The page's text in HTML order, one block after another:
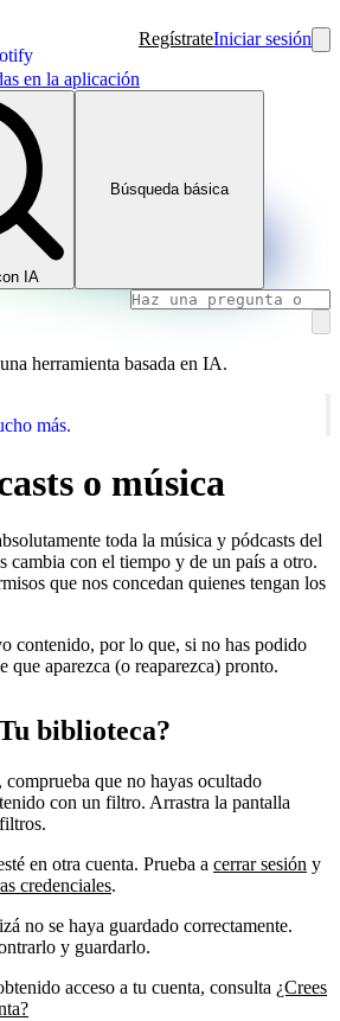
RegístrateIniciar sesión
en la aplicación
IA
Búsqueda básica
herramienta basada en IA.
más.
o música
toda la música y pódcasts del
cambia con el tiempo y de un país a otro.
que nos concedan quienes tengan los
contenido, por lo que, si no has podido
que aparezca (o reaparezca) pronto.
biblioteca?
comprueba que no hayas ocultado
con un filtro. Arrastra la pantalla
en otra cuenta. Prueba a cerrar sesión y
credenciales.
no se haya guardado correctamente.
y guardarlo.
acceso a tu cuenta, consulta ¿Crees